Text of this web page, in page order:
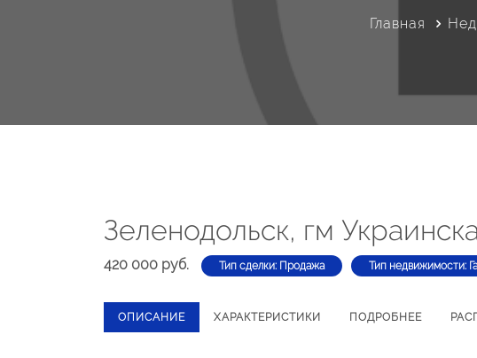
Главная
Зеленодольск, гм
420 000 руб. Тип сделки: Продажа Тип недвижимости:
ОПИСАНИЕ ХАРАКТЕРИСТИКИ ПОДРОБНЕЕ